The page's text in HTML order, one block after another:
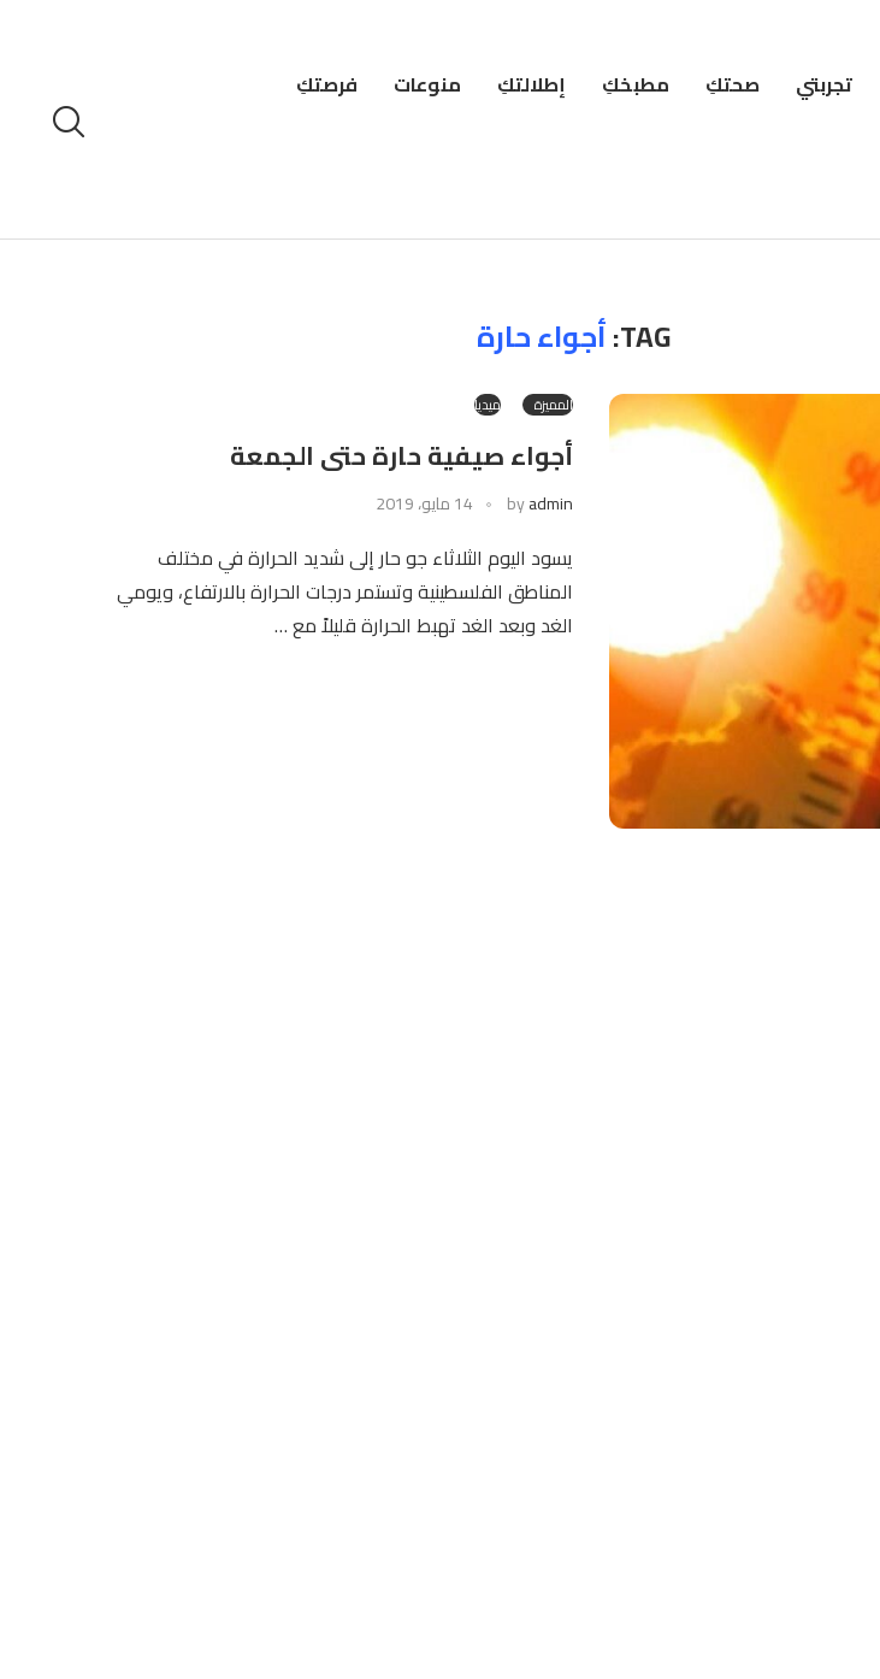
تجربتي صحتكِ مطبخكِ إطلالتكِ منوعات
فرصتكِ
TAG: أجواء حارة
المميزة ميديا
أجواء صيفية حارة حتى الجمعة
byadmin 14 مايو، 2019
يسود اليوم الثلاثاء جو حار إلى شديد الحرارة في مختلف
المناطق الفلسطينية وتستمر درجات الحرارة بالارتفاع، ويومي
الغد وبعد الغد تهبط الحرارة قليلاً مع …